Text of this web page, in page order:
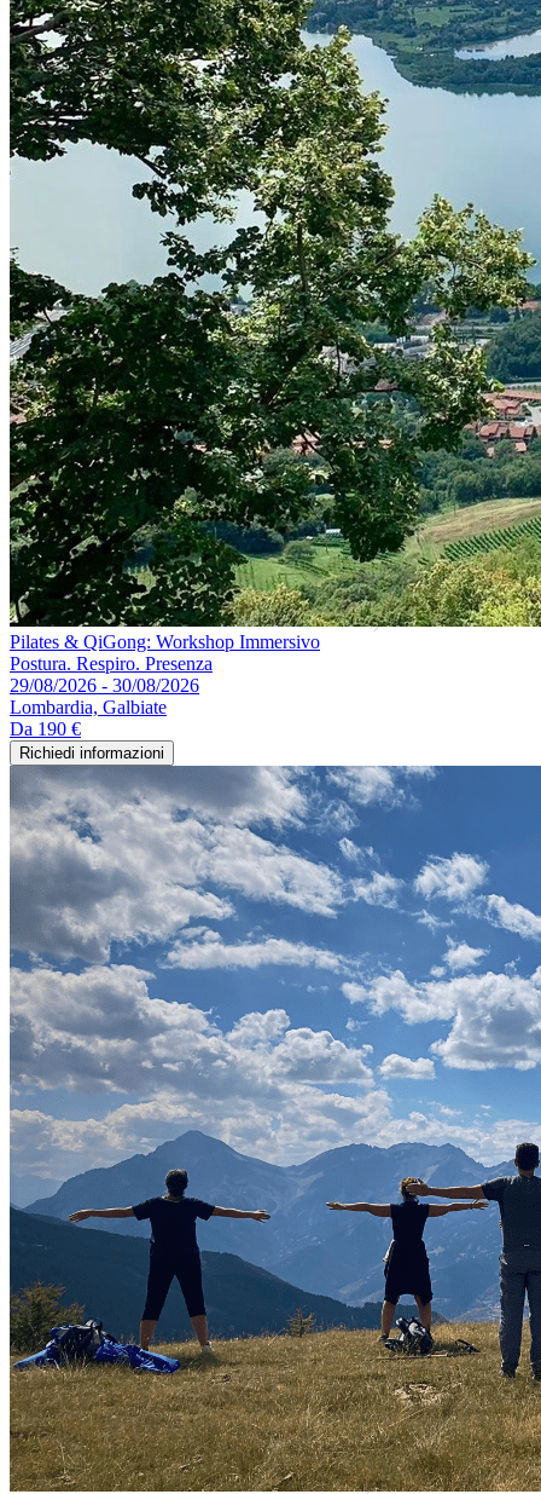
Pilates & QiGong: Workshop Immersivo
Postura. Respiro. Presenza
29/08/2026 - 30/08/2026
Lombardia, Galbiate
Da 190 €
Richiedi informazioni